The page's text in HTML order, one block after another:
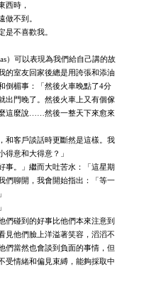
西時，
做不到。
是不喜歡我。
）可以表現為我們給自己講的故
的室友回家後總是用誇張和添油
倒楣事：「然後火車晚點了4分
出門晚了。然後火車上又有個傢
這麼說……然後一整天下來愈來
和客戶談話時更斷然是這樣。我
得意和大得意？」
事。」繼而大吐苦水：「這星期
們聊開，我會開始指出：「等一
們碰到的好事比他們本來注意到
見他們臉上洋溢著笑容，滔滔不
們當然也會談到負面的事情，但
受情緒和偏見束縛，能夠採取中